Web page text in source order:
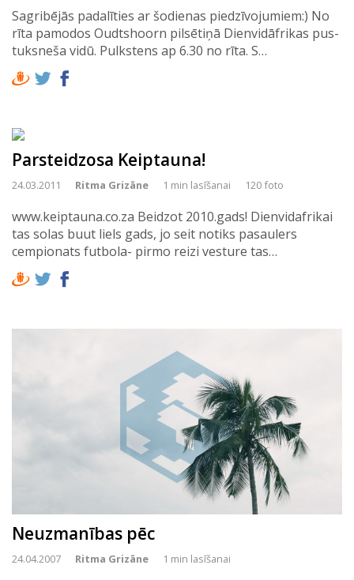
Sagribējās padalīties ar šodienas piedzīvojumiem:) No
rīta pamodos Oudtshoorn pilsētiņā Dienvidāfrikas pus-
tuksneša vidū. Pulkstens ap 6.30 no rīta. S…
Parsteidzosa Keiptauna!
24.03.2011 Ritma Grizāne 1 min lasīšanai 120 foto
www.keiptauna.co.za Beidzot 2010.gads! Dienvidafrikai
tas solas buut liels gads, jo seit notiks pasaulers
cempionats futbola- pirmo reizi vesture tas…
Neuzmanības pēc
24.04.2007 Ritma Grizāne 1 min lasīšanai